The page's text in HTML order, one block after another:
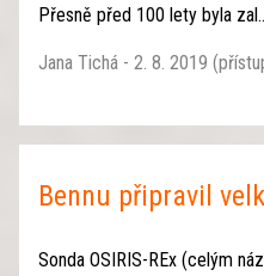
Přesně před 100 lety byla
Jana Tichá - 2. 8. 2019
Bennu připravil
Sonda OSIRIS-REx (celým